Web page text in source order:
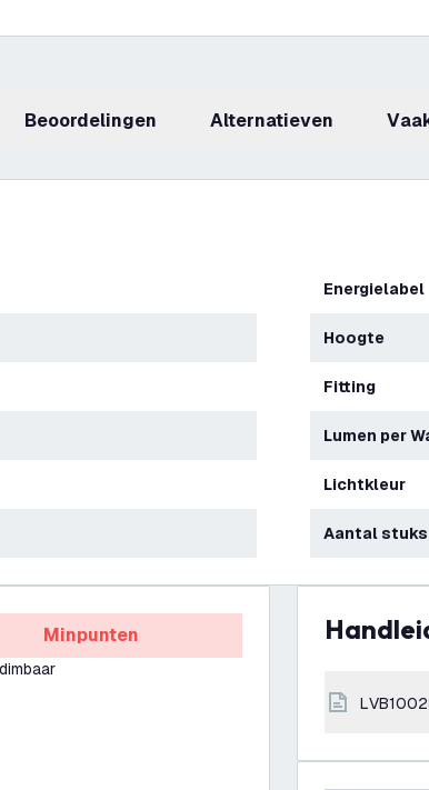
beoordelingen Alternatieven
Energielabel
Hoogte
Fitting
Lumen per
Lichtkleur
Aantal stuks
Minpunten